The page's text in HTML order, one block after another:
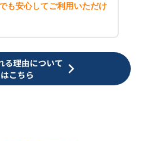
も安心してご利用いただけ
る理由について
こちら